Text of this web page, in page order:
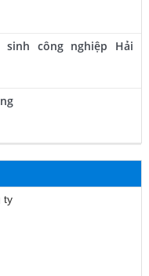
công nghiệp Hải
ty